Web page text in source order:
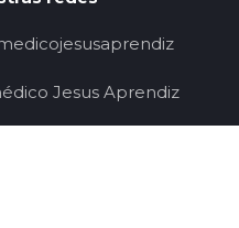
Jesus Aprendiz